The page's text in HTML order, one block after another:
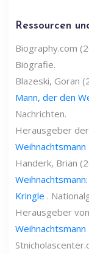
Ressourcen
Biography.com
Biografie.
Blazeski, Goran
Mann, der den
Nachrichten.
Herausgeber
Weihnachtsmann
Handerk, Brian
Kringle .
Herausgeber
Weihnachtsmann